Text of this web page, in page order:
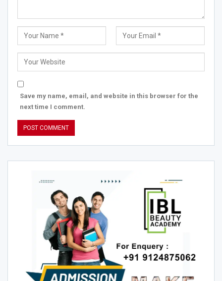
Save my name, email, and website in this browser for the
next time I comment.